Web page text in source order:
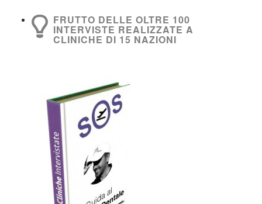
FRUTTO DELLE OLTRE 100
INTERVISTE REALIZZATE A
CLINICHE DI 15 NAZIONI